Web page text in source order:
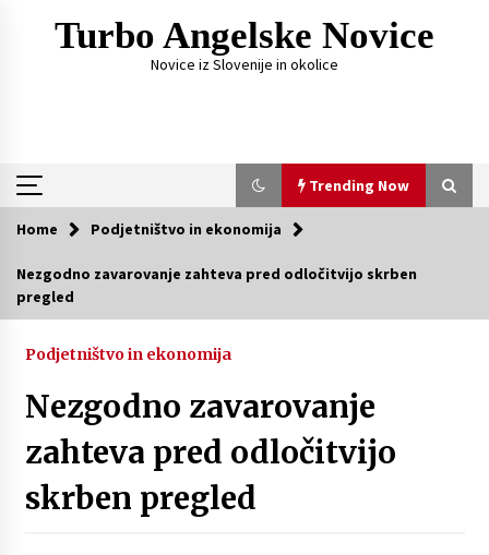
Turbo Angelske Novice
Novice iz Slovenije in okolice
Trending Now
Trending Now
Fotografije, ki pripovedujejo zgodbo vajinega
4 weeks ago
Zanimivi in uporabni darilni paketi za rojstni
Home Podjetništvo in ekonomija
Nezgodno zavarovanje zahteva pred odločitvijo skrben
pregled
Podjetništvo in ekonomija
Nezgodno zavarovanje
zahteva pred odločitvijo
skrben pregled